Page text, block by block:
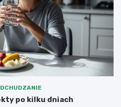
po kilku dniach